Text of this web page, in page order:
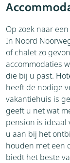
Op zoek naar
In Noord
of chalet zo
accommodaties
die bij u past.
heeft de nodige
vakantiehuis is
geeft u net wat
pension is ideaal
u aan bij het
houden met een
biedt het beste